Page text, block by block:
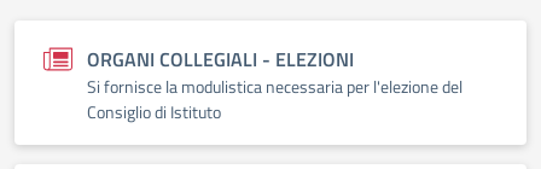
ORGANI COLLEGIALI - ELEZIONI
Si fornisce la modulistica necessaria per l'elezione del
Consiglio di Istituto